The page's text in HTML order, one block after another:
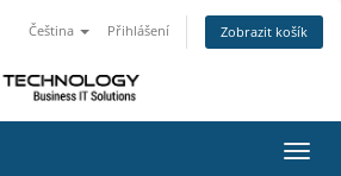
Čeština Přihlášení Zobrazit košík